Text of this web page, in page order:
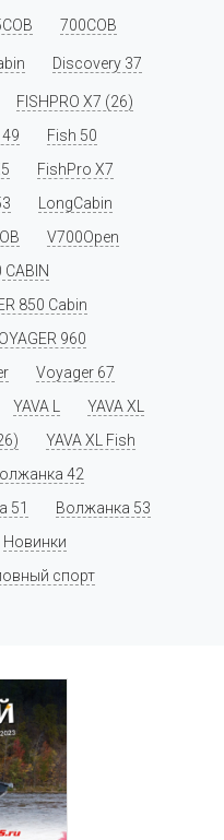
700COB
Discovery 37
FISHPRO X7 (26)
Fish 50
FishPro X7
LongCabin
V700Open
CABIN
850 Cabin
960
Voyager 67
YAVA L
YAVA XL
YAVA XL Fish
42
51
Волжанка 53
Новинки
спорт